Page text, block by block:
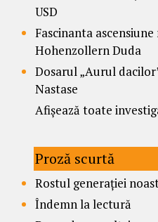
USD
Fascinanta
Hohenzollern Duda
Dosarul „Aurul
Nastase
Afișează toate
Proză scurtă
Rostul generației
Îndemn la lectură